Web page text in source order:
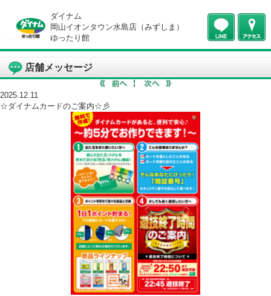
ダイナム
岡山イオンタウン水島店（みずしま）
ゆったり館
店舗メッセージ
2025.12.11
☆ダイナムカードのご案内☆彡